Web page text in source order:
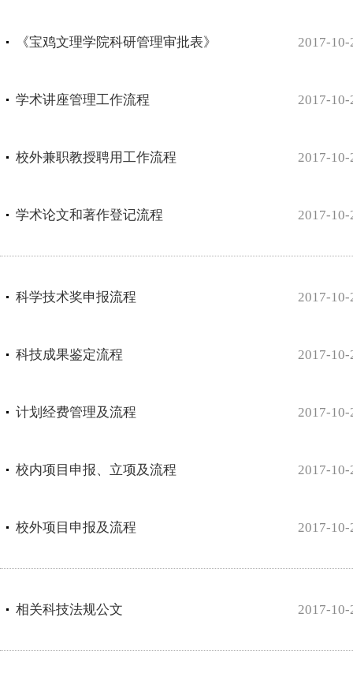
2017-10-
《宝鸡文理学院科研管理审批表》
2017-10-
学术讲座管理工作流程
2017-10-
校外兼职教授聘用工作流程
2017-10-
学术论文和著作登记流程
2017-10-
科学技术奖申报流程
2017-10-
科技成果鉴定流程
2017-10-
计划经费管理及流程
2017-10-
校内项目申报、立项及流程
2017-10-
校外项目申报及流程
2017-10-
相关科技法规公文